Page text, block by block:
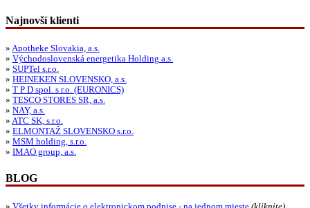
Najnovší klienti
» Apotheke Slovakia, a.s.
» Východoslovenská energetika Holding a.s.
» SUPTel s.r.o.
» HEINEKEN SLOVENSKO, a.s.
» T P D spol. s r.o. (EURONICS)
» TESCO STORES SR, a.s.
» NAY, a.s.
» ATC SK, s.r.o.
» ELMONTAŽ SLOVENSKO s.r.o.
» MSM holding, s.r.o.
» IMAO group, a.s.
BLOG